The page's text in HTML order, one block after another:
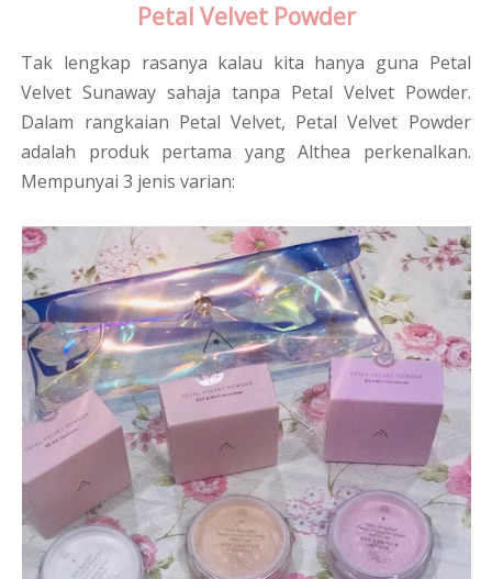
Petal Velvet Powder
Tak lengkap rasanya kalau kita hanya guna Petal
Velvet Sunaway sahaja tanpa Petal Velvet Powder.
Dalam rangkaian Petal Velvet, Petal Velvet Powder
adalah produk pertama yang Althea perkenalkan.
Mempunyai 3 jenis varian: